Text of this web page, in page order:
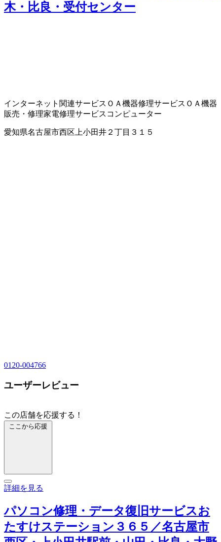
木・比良・受付センター
インターネット関連サービス ＯＡ機器修理サービス ＯＡ機器
販売・修理家電修理サービス コンピューター
愛知県名古屋市西区上小田井２丁目３１５
0120-004766
ユーザーレビュー
この店舗を応援する！
ここから応援
詳細を見る
パソコン修理・データ復旧サービスお
たすけステーション３６５／名古屋市